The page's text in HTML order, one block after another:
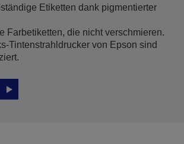
Etiketten dank pigmentierter
Farbetiketten, die nicht verschmieren.
Tintenstrahldrucker von Epson sind